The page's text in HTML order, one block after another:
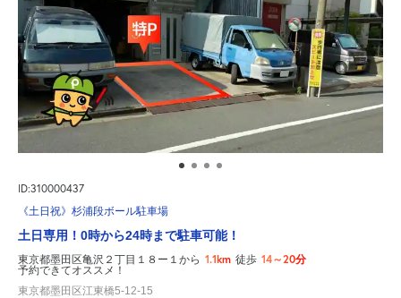
ID:310000437
《土日祝》杉浦段ボール駐車場
土日専用！0時から24時まで駐車可能！
東京都墨田区亀沢２丁目１８ー１から 1.1km 徒歩 14～20分
予約できてオススメ！
東京都墨田区江東橋5-12-15